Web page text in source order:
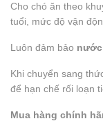
Cho chó ăn theo
tuổi, mức độ vận
Luôn đảm bảo
Khi chuyển sang
để hạn chế rối loạn
Mua hàng chính